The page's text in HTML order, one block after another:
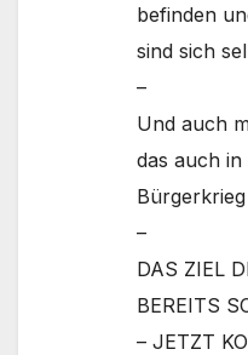
befinden
sind sich
–
Und auch
das auch
–
DAS ZIEL
BEREITS
– JETZT